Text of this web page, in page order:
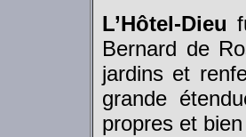
L’Hôtel-Dieu
Bernard de
jardins et
grande
propres et